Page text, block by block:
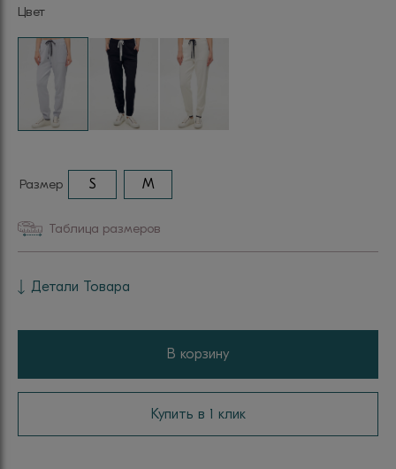
Цвет
Размер S M
Таблица размеров
Детали Товара
В корзину
Купить в 1 клик